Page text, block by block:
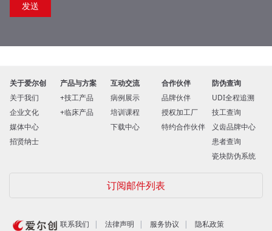
关于爱尔创
关于我们
企业文化
媒体中心
招贤纳士
产品与方案
技工产品
临床产品
互动交流
病例展示
培训课程
下载中心
合作伙伴
品牌伙伴
授权加工厂
特约合作伙伴
防伪查询
UDI全程追溯
技工查询
义齿品牌中心
患者查询
瓷块防伪系统
联系我们 法律声明 服务协议 隐私政策
订阅邮件列表